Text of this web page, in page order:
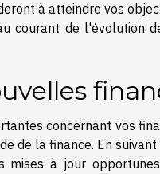
à atteindre vos
courant de l'évolution
concernant vos
de la finance. En
mises à jour